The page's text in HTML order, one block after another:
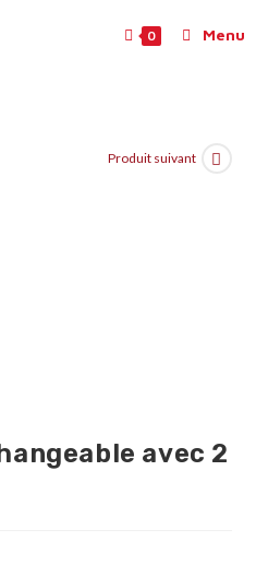
0 Menu
Produit suivant
avec 2